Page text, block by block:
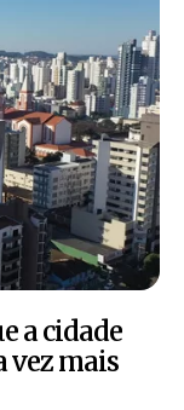
a cidade
vez mais